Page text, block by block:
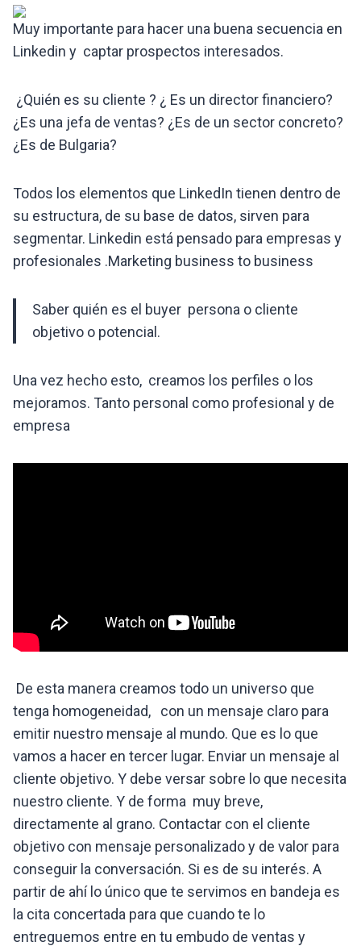
Muy importante para hacer una buena secuencia en
Linkedin y captar prospectos interesados.
¿Quién es su cliente ? ¿ Es un director financiero?
¿Es una jefa de ventas? ¿Es de un sector concreto?
¿Es de Bulgaria?
Todos los elementos que LinkedIn tienen dentro de
su estructura, de su base de datos, sirven para
segmentar. Linkedin está pensado para empresas y
profesionales .Marketing business to business
Saber quién es el buyer persona o cliente
objetivo o potencial.
Una vez hecho esto, creamos los perfiles o los
mejoramos. Tanto personal como profesional y de
empresa
De esta manera creamos todo un universo que
tenga homogeneidad, con un mensaje claro para
emitir nuestro mensaje al mundo. Que es lo que
vamos a hacer en tercer lugar. Enviar un mensaje al
cliente objetivo. Y debe versar sobre lo que necesita
nuestro cliente. Y de forma muy breve,
directamente al grano. Contactar con el cliente
objetivo con mensaje personalizado y de valor para
conseguir la conversación. Si es de su interés. A
partir de ahí lo único que te servimos en bandeja es
la cita concertada para que cuando te lo
entreguemos entre en tu embudo de ventas y